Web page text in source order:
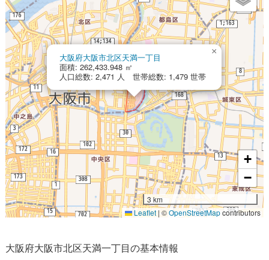
大阪府大阪市北区天満一丁目
面積: 262,433.948 ㎡
人口総数: 2,471 人 世帯総数: 1,479 世帯
×
+
−
3 km
Leaflet | ©OpenStreetMapcontributors
大阪府大阪市北区天満一丁目の基本情報